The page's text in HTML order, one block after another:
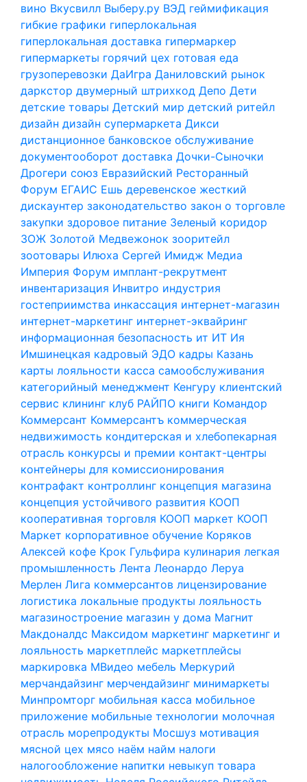
вино Вкусвилл Выберу.ру ВЭД геймификация
гибкие графики гиперлокальная
гиперлокальная доставка гипермаркер
гипермаркеты горячий цех готовая еда
грузоперевозки ДаИгра Даниловский рынок
даркстор двумерный штрихкод Депо Дети
детские товары Детский мир детский ритейл
дизайн дизайн супермаркета Дикси
дистанционное банковское обслуживание
документооборот доставка Дочки-Сыночки
Дрогери союз Евразийский Ресторанный
Форум ЕГАИС Ешь деревенское жесткий
дискаунтер законодательство закон о торговле
закупки здоровое питание Зеленый коридор
ЗОЖ Золотой Медвежонок зооритейл
зоотовары Илюха Сергей Имидж Медиа
Империя Форум имплант-рекрутмент
инвентаризация Инвитро индустрия
гостеприимства инкассация интернет-магазин
интернет-маркетинг интернет-эквайринг
информационная безопасность ит ИТ Ия
Имшинецкая кадровый ЭДО кадры Казань
карты лояльности касса самообслуживания
категорийный менеджмент Кенгуру клиентский
сервис клининг клуб РАЙПО книги Командор
Коммерсант Коммерсантъ коммерческая
недвижимость кондитерская и хлебопекарная
отрасль конкурсы и премии контакт-центры
контейнеры для комиссионирования
контрафакт контроллинг концепция магазина
концепция устойчивого развития КООП
кооперативная торговля КООП маркет КООП
Маркет корпоративное обучение Коряков
Алексей кофе Крок Гульфира кулинария легкая
промышленность Лента Леонардо Леруа
Мерлен Лига коммерсантов лицензирование
логистика локальные продукты лояльность
магазиностроение магазин у дома Магнит
Макдоналдс Максидом маркетинг маркетинг и
лояльность маркетплейс маркетплейсы
маркировка МВидео мебель Меркурий
мерчандайзинг мерчендайзинг минимаркеты
Минпромторг мобильная касса мобильное
приложение мобильные технологии молочная
отрасль морепродукты Мосшуз мотивация
мясной цех мясо наём найм налоги
налогообложение напитки невыкуп товара